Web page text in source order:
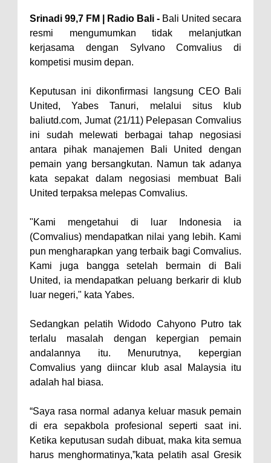
Srinadi 99,7 FM | Radio Bali - Bali United secara
resmi mengumumkan tidak melanjutkan
kerjasama dengan Sylvano Comvalius di
kompetisi musim depan.
Keputusan ini dikonfirmasi langsung CEO Bali
United, Yabes Tanuri, melalui situs klub
baliutd.com, Jumat (21/11) Pelepasan Comvalius
ini sudah melewati berbagai tahap negosiasi
antara pihak manajemen Bali United dengan
pemain yang bersangkutan. Namun tak adanya
kata sepakat dalam negosiasi membuat Bali
United terpaksa melepas Comvalius.
"Kami mengetahui di luar Indonesia ia
(Comvalius) mendapatkan nilai yang lebih. Kami
pun mengharapkan yang terbaik bagi Comvalius.
Kami juga bangga setelah bermain di Bali
United, ia mendapatkan peluang berkarir di klub
luar negeri," kata Yabes.
Sedangkan pelatih Widodo Cahyono Putro tak
terlalu masalah dengan kepergian pemain
andalannya itu. Menurutnya, kepergian
Comvalius yang diincar klub asal Malaysia itu
adalah hal biasa.
“Saya rasa normal adanya keluar masuk pemain
di era sepakbola profesional seperti saat ini.
Ketika keputusan sudah dibuat, maka kita semua
harus menghormatinya,”kata pelatih asal Gresik